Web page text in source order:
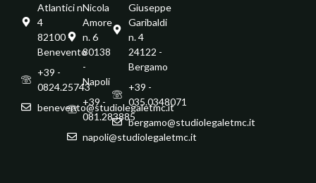
Atlantici n.
4
82100 -
Benevento
+39 -
0824.25743
benevento@studiolegaletmc.it
Nicola
Amore
n. 6
80138
-
Napoli
+39 -
081.283885
napoli@studiolegaletmc.it
Giuseppe
Garibaldi
n. 4
24122 -
Bergamo
+39 -
035.0348071
bergamo@studiolegaletmc.it